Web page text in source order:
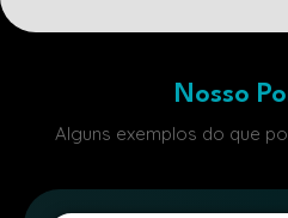
Nosso
Alguns exemplos do que